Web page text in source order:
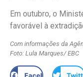
Em outubro, o
favorável à
Com informações da
Foto: Lula Marques/ EBC